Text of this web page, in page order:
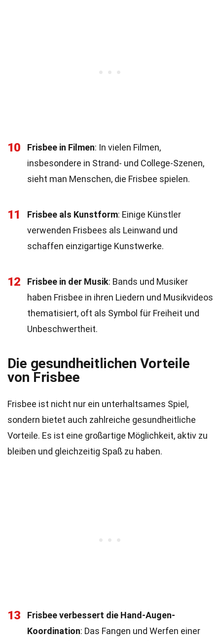
10 Frisbee in Filmen: In vielen Filmen,
insbesondere in Strand- und College-Szenen,
sieht man Menschen, die Frisbee spielen.
11 Frisbee als Kunstform: Einige Künstler
verwenden Frisbees als Leinwand und
schaffen einzigartige Kunstwerke.
12 Frisbee in der Musik: Bands und Musiker
haben Frisbee in ihren Liedern und Musikvideos
thematisiert, oft als Symbol für Freiheit und
Unbeschwertheit.
Die gesundheitlichen Vorteile
von Frisbee
Frisbee ist nicht nur ein unterhaltsames Spiel,
sondern bietet auch zahlreiche gesundheitliche
Vorteile. Es ist eine großartige Möglichkeit, aktiv zu
bleiben und gleichzeitig Spaß zu haben.
13
Frisbee verbessert die Hand-Augen-
Koordination: Das Fangen und Werfen einer